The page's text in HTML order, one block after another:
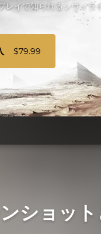
レイで知られるシヴィラ
$79.99
ショッ